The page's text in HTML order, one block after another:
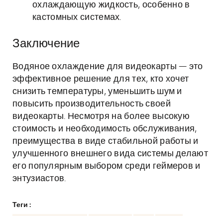
охлаждающую жидкость, особенно в
кастомных системах.
Заключение
Водяное охлаждение для видеокарты — это
эффективное решение для тех, кто хочет
снизить температуры, уменьшить шум и
повысить производительность своей
видеокарты. Несмотря на более высокую
стоимость и необходимость обслуживания,
преимущества в виде стабильной работы и
улучшенного внешнего вида системы делают
его популярным выбором среди геймеров и
энтузиастов.
Теги :